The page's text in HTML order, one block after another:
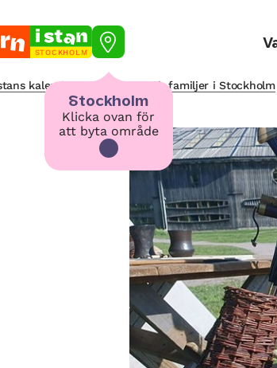
STOCKHOLM
Stockholm
Klicka ovan för
att byta område
kalendarium för barn och familjer i Stockholm